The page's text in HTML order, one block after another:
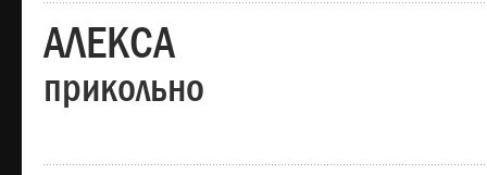
АЛЕКСА
прикольно